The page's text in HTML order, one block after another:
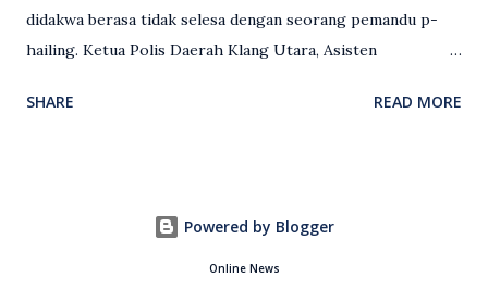
didakwa berasa tidak selesa dengan seorang pemandu p-
hailing. Ketua Polis Daerah Klang Utara, Asisten
(2 Mei), berkata pemandu berusia 47 tahun itu telah
ketika pengadu sedang membawa dua penumpang. “Tiba-
tiba, salah seorang penumpang wanita membuka pintu
SHARE READ MORE
Powered by Blogger
Online News